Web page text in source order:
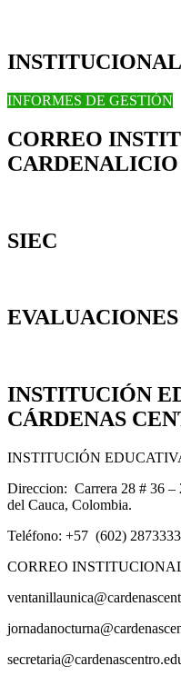
INSTITUCIONAL
INFORMES DE GESTIÓN
CORREO
CARDENALICIO
SIEC
INSTITUCIÓN
CÁRDENAS
INSTITUCIÓN
Direccion: Carrera 28 # 36 –
del Cauca, Colombia.
Teléfono: +57 (602) 2873333
CORREO